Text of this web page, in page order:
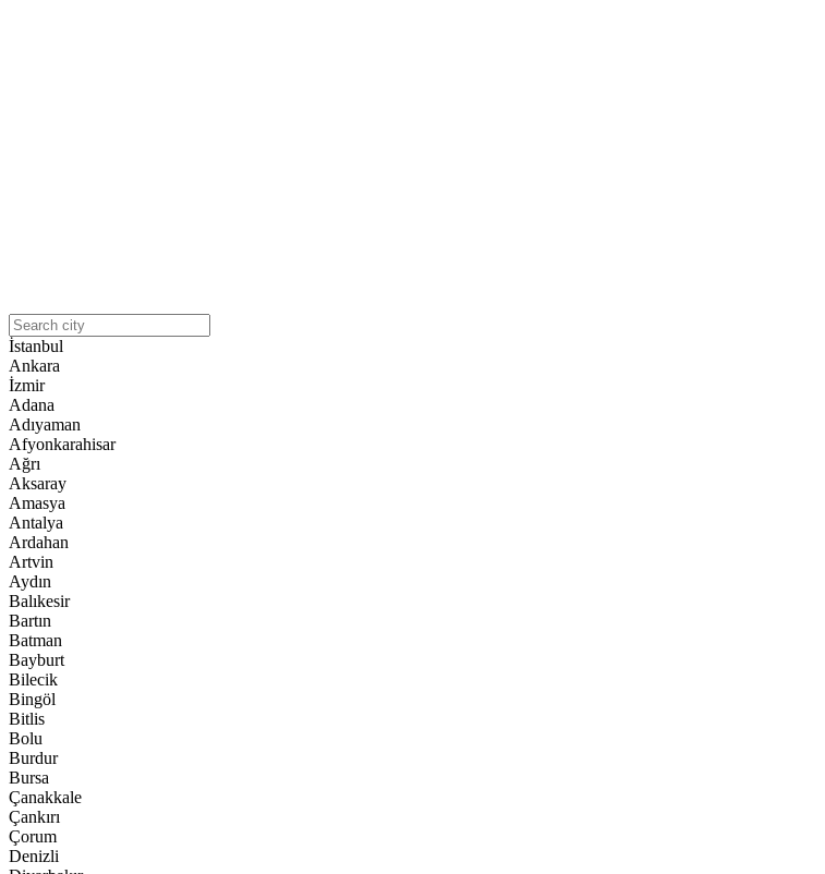
İstanbul
Ankara
İzmir
Adana
Adıyaman
Afyonkarahisar
Ağrı
Aksaray
Amasya
Antalya
Ardahan
Artvin
Aydın
Balıkesir
Bartın
Batman
Bayburt
Bilecik
Bingöl
Bitlis
Bolu
Burdur
Bursa
Çanakkale
Çankırı
Çorum
Denizli